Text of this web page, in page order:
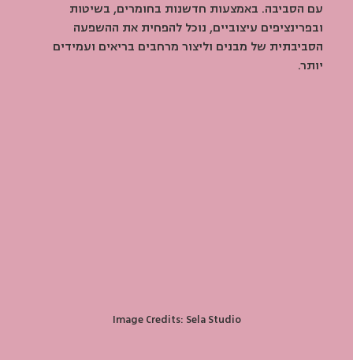
עם הסביבה. באמצעות חדשנות בחומרים, בשיטות
ובפרינציפים עיצוביים, נוכל להפחית את ההשפעה
הסביבתית של מבנים וליצור מרחבים בריאים ועמידים
יותר.
Image Credits: Sela Studio